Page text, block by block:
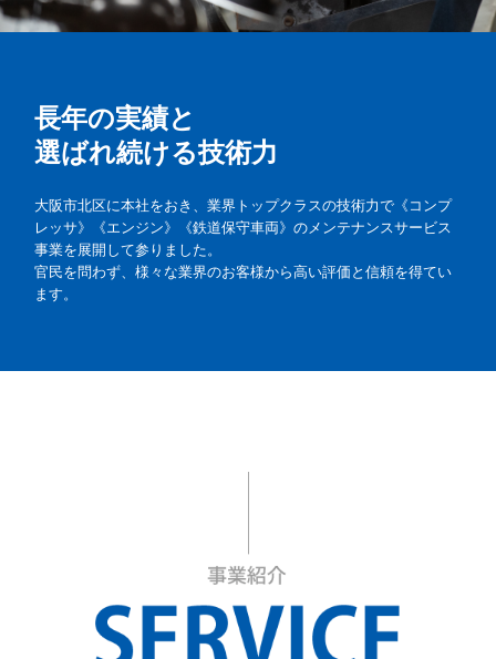
長年の実績と
大阪市北区に本社をおき、業界トップクラスの技術力で《コンプ
レッサ》《エンジン》《鉄道保守車両》のメンテナンスサービス
事業を展開して参りました。
官民を問わず、様々な業界のお客様から高い評価と信頼を得てい
ます。